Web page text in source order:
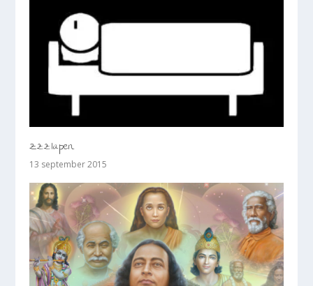
Zzzlapen
13 september 2015